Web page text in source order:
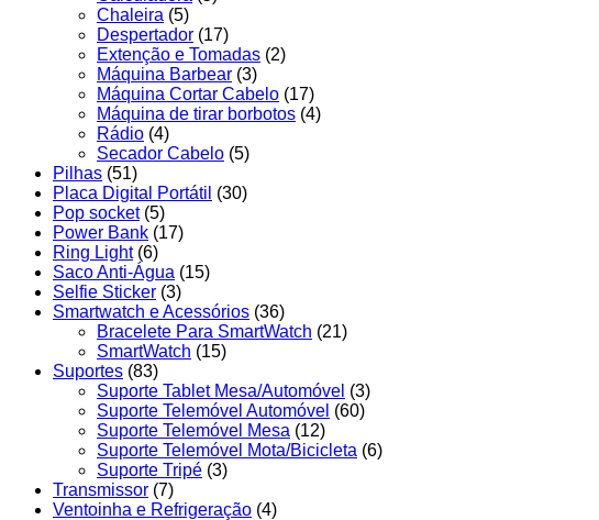
Chaleira (5)
Despertador (17)
Extenção e Tomadas (2)
Máquina Barbear (3)
Máquina Cortar Cabelo (17)
Máquina de tirar borbotos (4)
Rádio (4)
Secador Cabelo (5)
Pilhas (51)
Placa Digital Portátil (30)
Pop socket (5)
Power Bank (17)
Ring Light (6)
Saco Anti-Água (15)
Selfie Sticker (3)
Smartwatch e Acessórios (36)
Bracelete Para SmartWatch (21)
SmartWatch (15)
Suportes (83)
Suporte Tablet Mesa/Automóvel (3)
Suporte Telemóvel Automóvel (60)
Suporte Telemóvel Mesa (12)
Suporte Telemóvel Mota/Bicicleta (6)
Suporte Tripé (3)
Transmissor (7)
Ventoinha e Refrigeração (4)